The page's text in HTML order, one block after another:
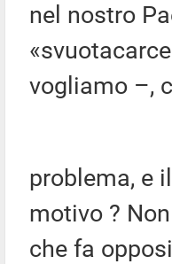
nel nostro
vogliamo –,
problema, e
motivo ?
che fa